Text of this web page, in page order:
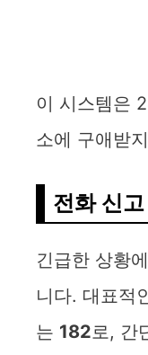
이 시스템은
소에 구애받
전화 신
긴급한 상황
니다. 대표적
는 182로, 간